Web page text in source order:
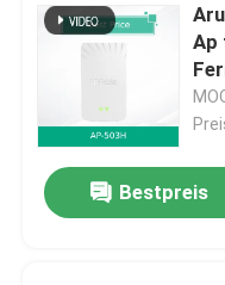
Ap
Bestpreis